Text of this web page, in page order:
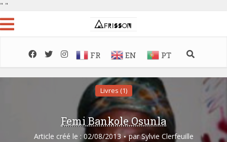
" "
FR EN PT
Livres (1)
Femi Bankole Osunla
Article créé le : 02/08/2013 par Sylvie Clerfeuille